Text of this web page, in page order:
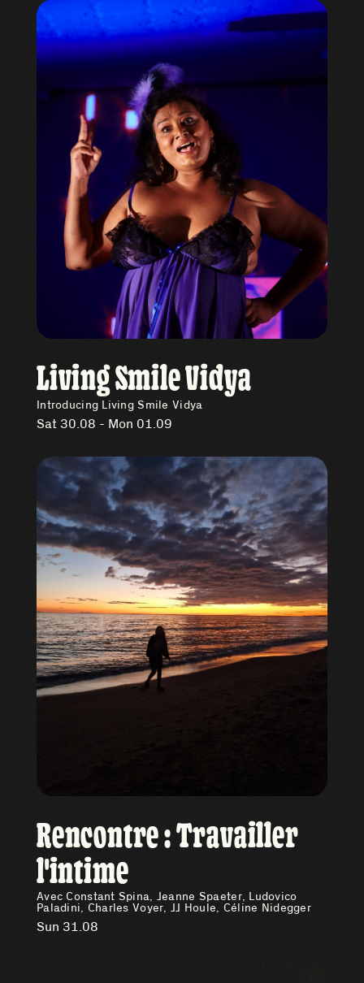
Living Smile Vidya
Introducing Living Smile Vidya
Sat 30.08 - Mon 01.09
Rencontre : Travailler
l'intime
Avec Constant Spina, Jeanne Spaeter, Ludovico
Paladini, Charles Voyer, JJ Houle, Céline Nidegger
Sun 31.08